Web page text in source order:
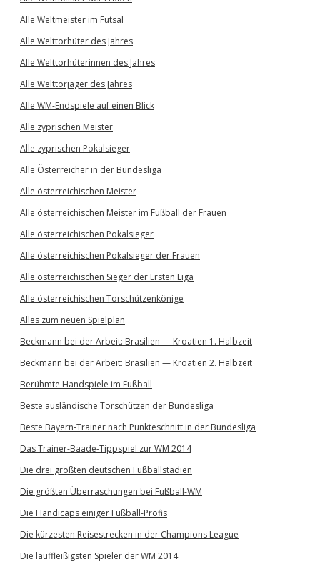
Alle Weltmeister im Futsal
Alle Welttorhüter des Jahres
Alle Welttorhüterinnen des Jahres
Alle Welttorjäger des Jahres
Alle WM-Endspiele auf einen Blick
Alle zyprischen Meister
Alle zyprischen Pokalsieger
Alle Österreicher in der Bundesliga
Alle österreichischen Meister
Alle österreichischen Meister im Fußball der Frauen
Alle österreichischen Pokalsieger
Alle österreichischen Pokalsieger der Frauen
Alle österreichischen Sieger der Ersten Liga
Alle österreichischen Torschützenkönige
Alles zum neuen Spielplan
Beckmann bei der Arbeit: Brasilien — Kroatien 1. Halbzeit
Beckmann bei der Arbeit: Brasilien — Kroatien 2. Halbzeit
Berühmte Handspiele im Fußball
Beste ausländische Torschützen der Bundesliga
Beste Bayern-Trainer nach Punkteschnitt in der Bundesliga
Das Trainer-Baade-Tippspiel zur WM 2014
Die drei größten deutschen Fußballstadien
Die größten Überraschungen bei Fußball-WM
Die Handicaps einiger Fußball-Profis
Die kürzesten Reisestrecken in der Champions League
Die lauffleißigsten Spieler der WM 2014